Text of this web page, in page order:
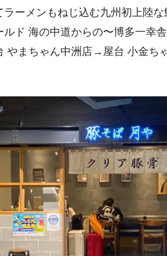
ーメンもねじ込む九州初上陸
ド 海の中道からの〜博多一幸
やまちゃん中洲店→屋台 小金ち